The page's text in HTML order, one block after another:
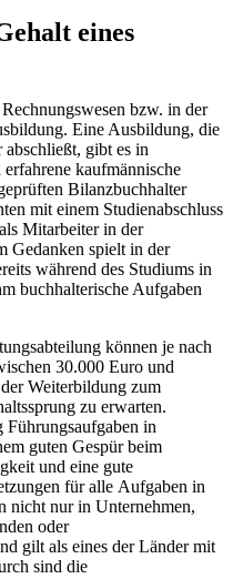
eines
bzw. in der
Eine Ausbildung, die
gibt es in
kaufmännische
Bilanzbuchhalter
mit einem Studienabschluss
Mitarbeiter in der
Gedanken spielt in der
während des Studiums in
buchhalterische Aufgaben
können je nach
30.000 Euro und
Weiterbildung zum
zu erwarten.
in
guten Gespür beim
und eine gute
für alle Aufgaben in
nicht nur in Unternehmen,
oder
gilt als eines der Länder mit
sind die